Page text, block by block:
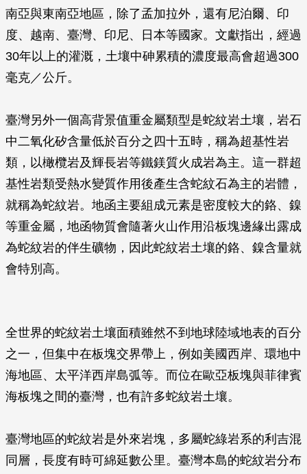
南亞與東南亞地區，除了孟加拉外，還有尼泊爾、印
度、越南、臺灣、印尼、日本等國家。文獻指出，經過
30年以上的灌溉，土壤中砷累積的濃度最高會超過300
毫克／公斤。
臺灣另外一個高背景值重金屬類型是蛇紋岩土壤，岩石
中二氧化矽含量低於百分之四十五時，稱為超基性岩
類，以橄欖岩及輝長岩等鐵鎂質火成岩為主。這一群超
基性岩類受熱水變質作用後產生含蛇紋石為主的岩體，
就稱為蛇紋岩。地函主要組成元素是密度較大的鉻、鎳
等重金屬，地函物質會隨著火山作用沿板塊邊緣出露成
為蛇紋岩的伴生礦物，因此蛇紋岩土壤的鉻、鎳含量就
會特別高。
全世界的蛇紋岩土壤面積雖然不到地球陸域地表的百分
之一，但集中在板塊交界帶上，例如美國西岸、環地中
海地區、太平洋西岸島弧等。而位在歐亞板塊與菲律賓
海板塊之間的臺灣，也有許多蛇紋岩土壤。
臺灣地區的蛇紋岩是外來岩塊，多屬蛇綠岩系的利吉混
同層，長度有時可綿延數公里。臺灣本島的蛇紋岩分布